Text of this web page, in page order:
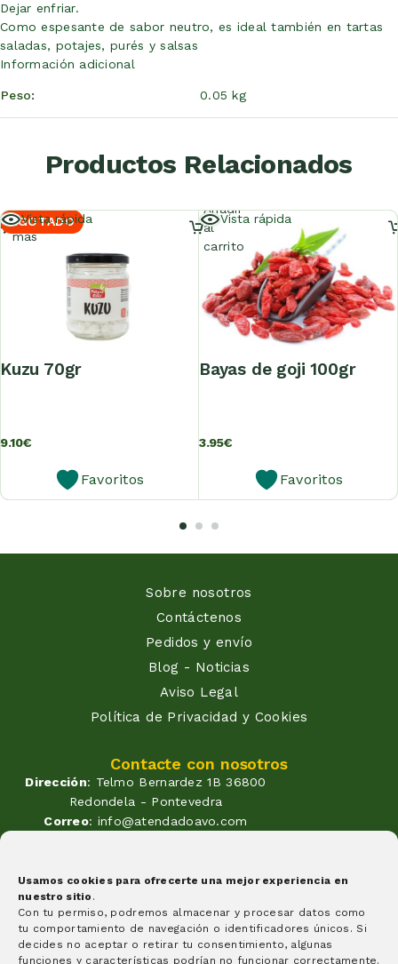
Usamos cookies para ofrecerte una mejor experiencia en
nuestro sitio .
Con tu permiso, podremos almacenar y procesar datos como
tu comportamiento de navegación o identificadores únicos. Si
decides no aceptar o retirar tu consentimiento, algunas
funciones y características podrían no funcionar correctamente.
Dejar enfriar.
Como espesante de sabor neutro, es ideal también en tartas
saladas, potajes, purés y salsas
Información adicional
Peso 0.05 kg
Productos Relacionados
AGOTADO
Vista rápida
kuzu 70gr
9.10€
Favoritos
Leer
más
Vista rápida
bayas de goji 100gr
3.95€
Favoritos
Añadir
al
carrito
Sobre nosotros
Contáctenos
Pedidos y envío
Blog - Noticias
Aviso Legal
Política de Privacidad y Cookies
Contacte con nosotros
Dirección: Telmo Bernardez 1B 36800
Redondela - Pontevedra
Correo: info@atendadoavo.com
Horario: Lunes a Viernes de
09:30 a 14:00 y de 17:00 a 20:00
Sabados de 09:30 a 14:00
Formas de pago